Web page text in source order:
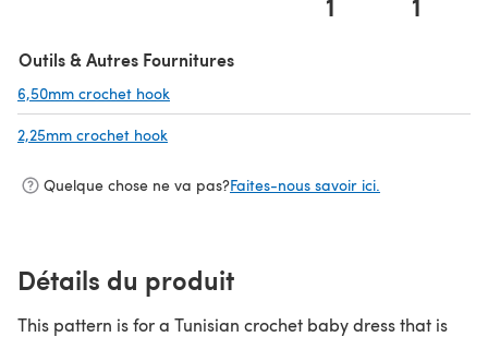
Outils & Autres Fournitures
6,50mm crochet hook
2,25mm crochet hook
Quelque chose ne va pas?Faites-nous savoir ici.
Détails du produit
This pattern is for a Tunisian crochet baby dress that is